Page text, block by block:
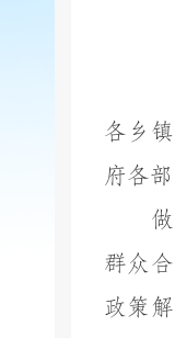
各乡
府各
群众
政策